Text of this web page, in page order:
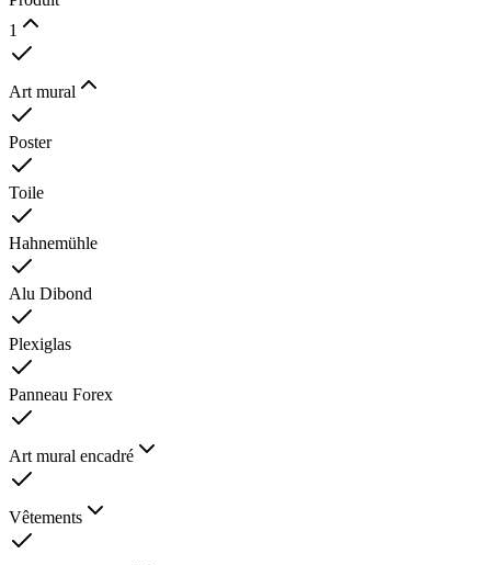
1
Art mural
Poster
Toile
Hahnemühle
Alu Dibond
Plexiglas
Panneau Forex
Art mural encadré
Vêtements